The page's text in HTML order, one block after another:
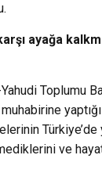
ayağa
Toplumu
Türkiye’de
ve